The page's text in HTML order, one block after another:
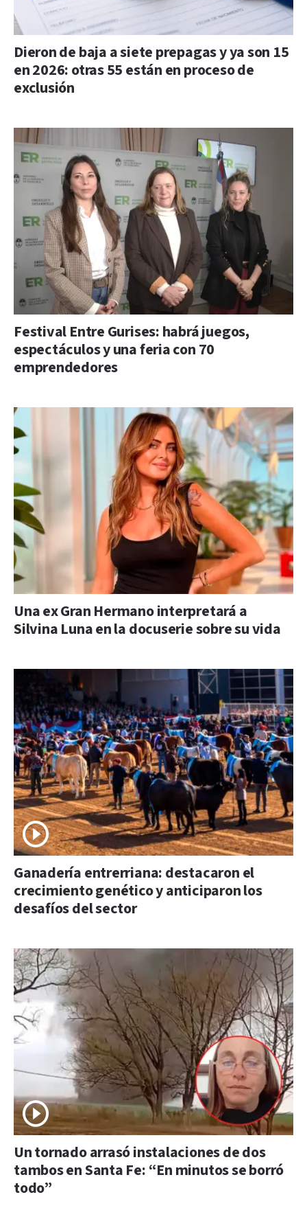
Dieron de baja a siete prepagas y ya son 15
en 2026: otras 55 están en proceso de
exclusión
Festival Entre Gurises: habrá juegos,
espectáculos y una feria con 70
emprendedores
Una ex Gran Hermano interpretará a
Silvina Luna en la docuserie sobre su vida
Ganadería entrerriana: destacaron el
crecimiento genético y anticiparon los
desafíos del sector
Un tornado arrasó instalaciones de dos
tambos en Santa Fe: “En minutos se borró
todo”